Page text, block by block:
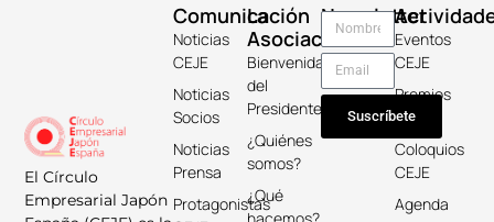
El Círculo
Empresarial Japón
La
Asociación
Bienvenida
del
Presidente
¿Quiénes
somos?
¿Qué
Comunicación
Noticias
CEJE
Noticias
Socios
Noticias
Prensa
Protagonistas
Eventos
CEJE
Premios
Keicho
Coloquios
CEJE
Agenda
Newsletter
Suscríbete